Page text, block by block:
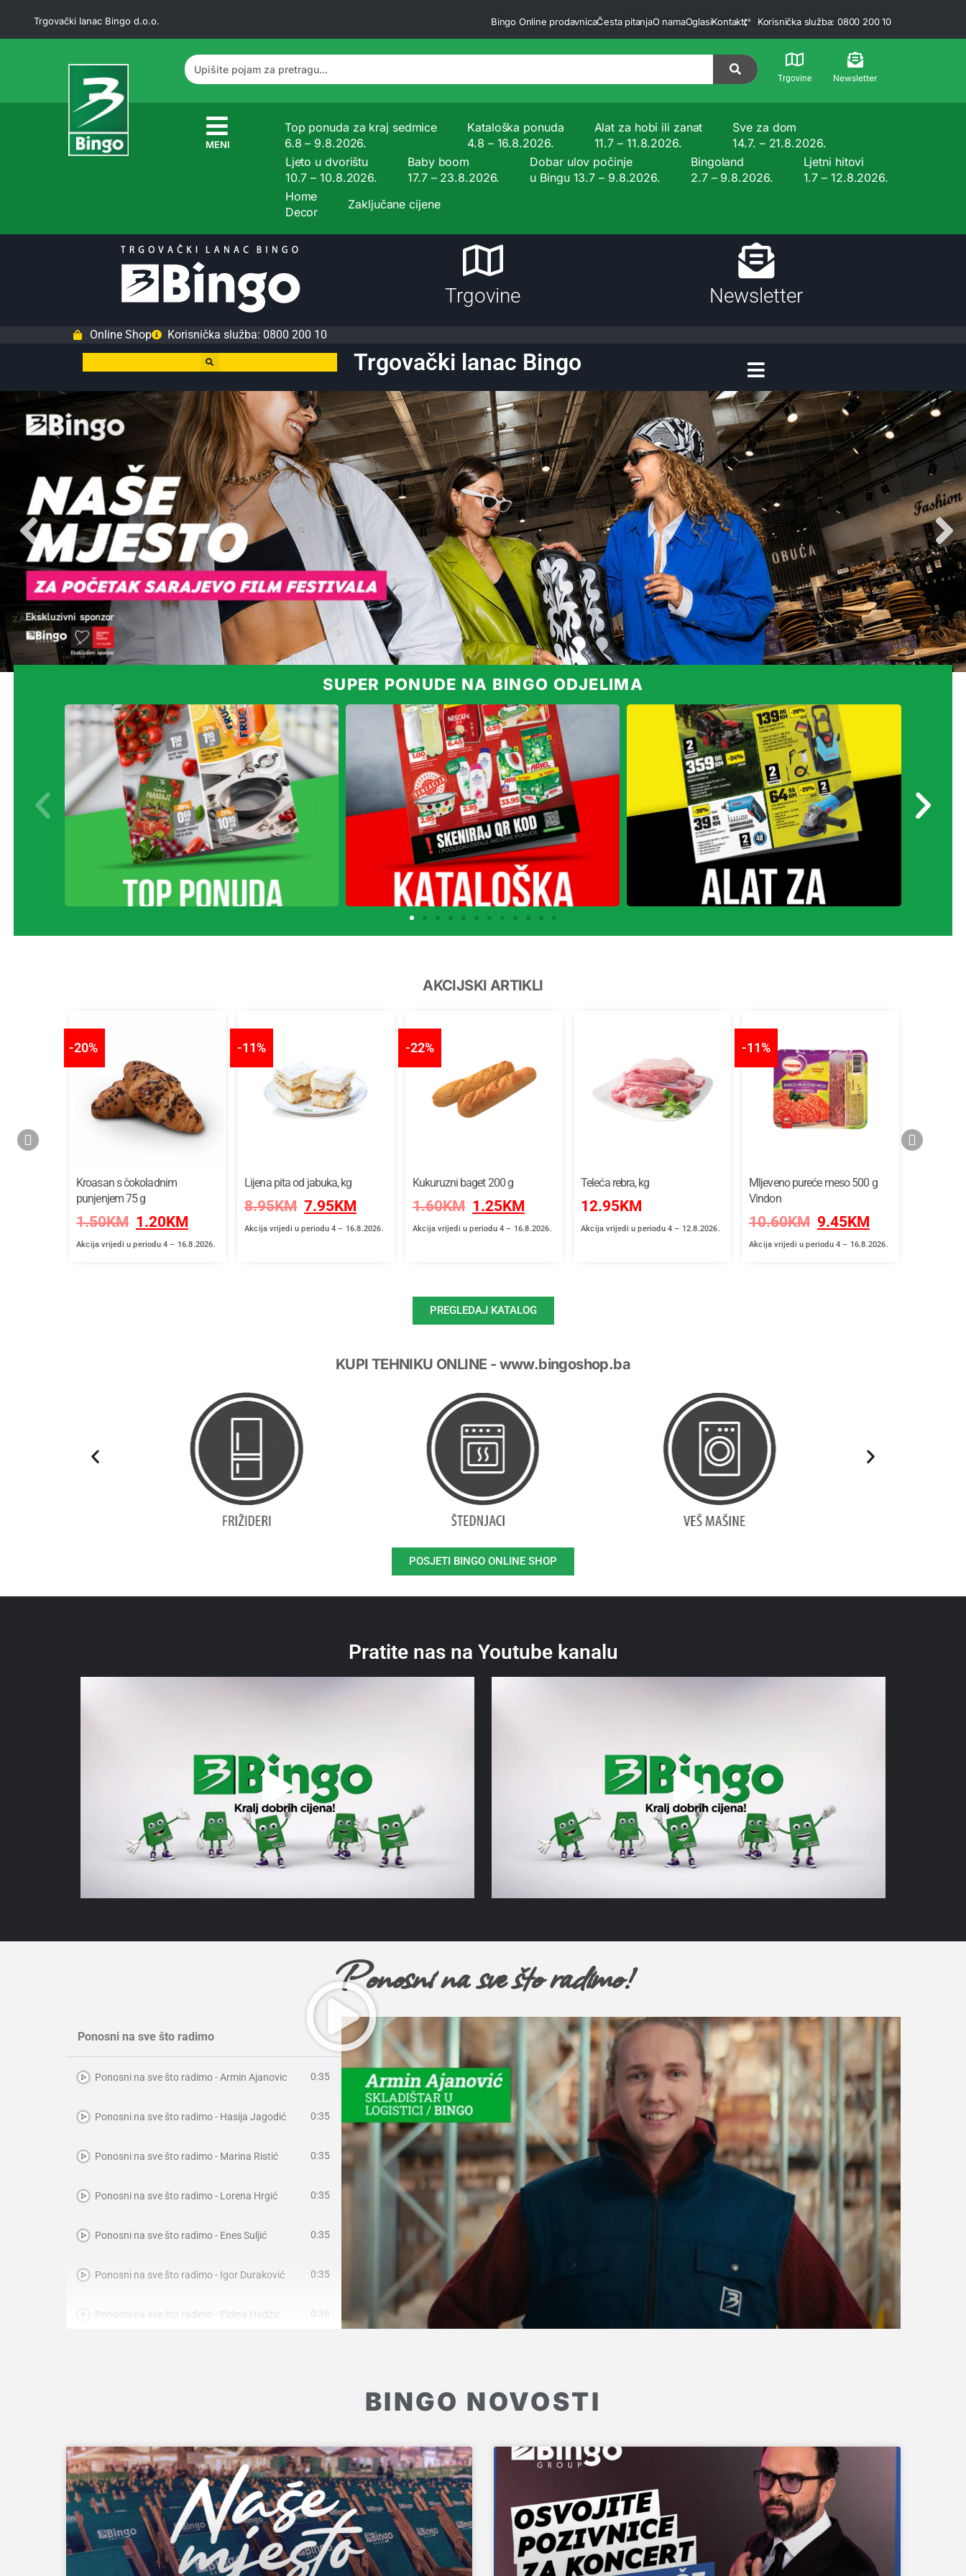
Trgovački lanac Bingo d.o.o. Bingo Online prodavnicaČesta pitanjaO namaOglasiKontakt Korisnička služba: 0800 200 10
Trgovine Newsletter
MENI
Top ponuda za kraj sedmice
6.8 – 9.8.2026.
Kataloška ponuda
4.8 – 16.8.2026.
Alat za hobi ili zanat
11.7 – 11.8.2026.
Sve za dom
14.7. – 21.8.2026.
Ljeto u dvorištu
10.7 – 10.8.2026.
Baby boom
17.7 – 23.8.2026.
Dobar ulov počinje
u Bingu 13.7 – 9.8.2026.
Bingoland
2.7 – 9.8.2026.
Ljetni hitovi
1.7 – 12.8.2026.
Home
Decor
Zaključane cijene
Trgovine Newsletter
Online Shop Korisnička služba: 0800 200 10
Trgovački lanac Bingo
SUPER PONUDE NA BINGO ODJELIMA
AKCIJSKI ARTIKLI
-20%
Kroasan s čokoladnim
punjenjem 75 g
1.50KM 1.20KM
Akcija vrijedi u periodu 4 – 16.8.2026.
-11%
Lijena pita od jabuka, kg
8.95KM 7.95KM
Akcija vrijedi u periodu 4 – 16.8.2026.
-22%
Kukuruzni baget 200 g
1.60KM 1.25KM
Akcija vrijedi u periodu 4 – 16.8.2026.
Teleća rebra, kg
12.95KM
Akcija vrijedi u periodu 4 – 12.8.2026.
-11%
Mljeveno pureće meso 500 g
Vindon
10.60KM 9.45KM
Akcija vrijedi u periodu 4 – 16.8.2026.
PREGLEDAJ KATALOG
KUPI TEHNIKU ONLINE - www.bingoshop.ba
POSJETI BINGO ONLINE SHOP
Pratite nas na Youtube kanalu
Ponosni na sve što radimo!
Ponosni na sve što radimo
Ponosni na sve što radimo - Armin Ajanovic 0:35
Ponosni na sve što radimo - Hasija Jagodić 0:35
Ponosni na sve što radimo - Marina Ristić 0:35
Ponosni na sve što radimo - Lorena Hrgić 0:35
Ponosni na sve što radimo - Enes Suljić 0:35
Ponosni na sve što radimo - Igor Duraković 0:35
Ponosni na sve što radimo - Eldina Hadžić 0:36
BINGO NOVOSTI